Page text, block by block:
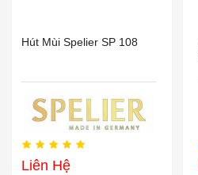
Hút Mùi Spelier SP 108
Liên Hệ